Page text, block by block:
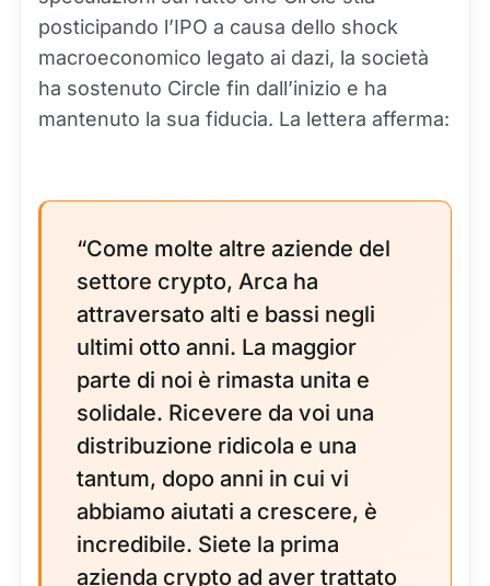
posticipando l’IPO a causa dello shock
macroeconomico legato ai dazi, la società
ha sostenuto Circle fin dall’inizio e ha
mantenuto la sua fiducia. La lettera afferma:
“Come molte altre aziende del
settore crypto, Arca ha
attraversato alti e bassi negli
ultimi otto anni. La maggior
parte di noi è rimasta unita e
solidale. Ricevere da voi una
distribuzione ridicola e una
tantum, dopo anni in cui vi
abbiamo aiutati a crescere, è
incredibile. Siete la prima
azienda crypto ad aver trattato